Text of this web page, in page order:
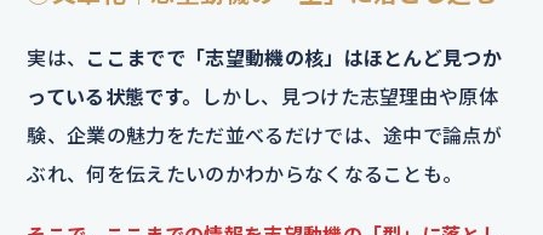
実は、 ここまでで「志望動機の核」はほとんど見つか
っている状態です。
しかし、見つけた志望理由や原体
験、企業の魅力をただ並べるだけでは、途中で論点が
ぶれ、何を伝えたいのかわからなくなることも。